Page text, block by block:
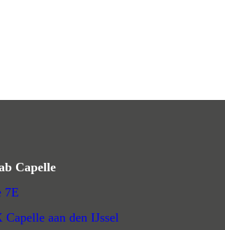
Capelle
7E
Capelle aan den IJssel